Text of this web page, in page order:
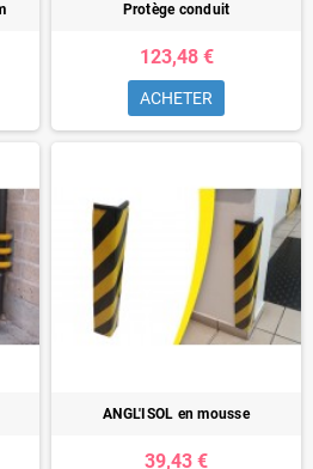
Protège conduit
123,48 €
ACHETER
ANGL'ISOL en mousse
39,43 €